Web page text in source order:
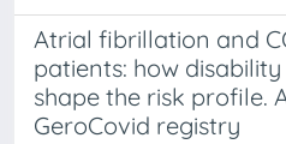
Atrial fibrillation and
patients: how
shape the risk profile.
GeroCovid registry